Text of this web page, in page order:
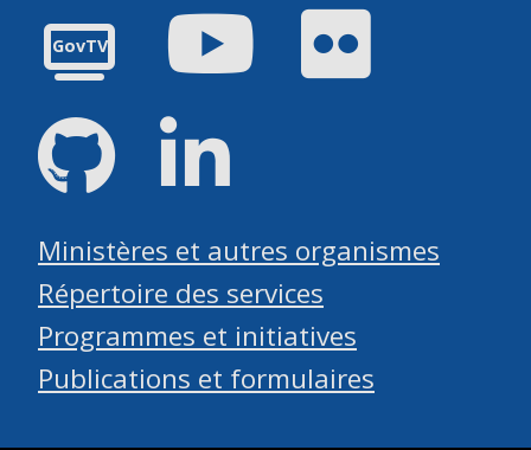
GovTV
Youtube
GitHub
Ministères et autres organismes
Répertoire des services
Programmes et initiatives
Publications et formulaires